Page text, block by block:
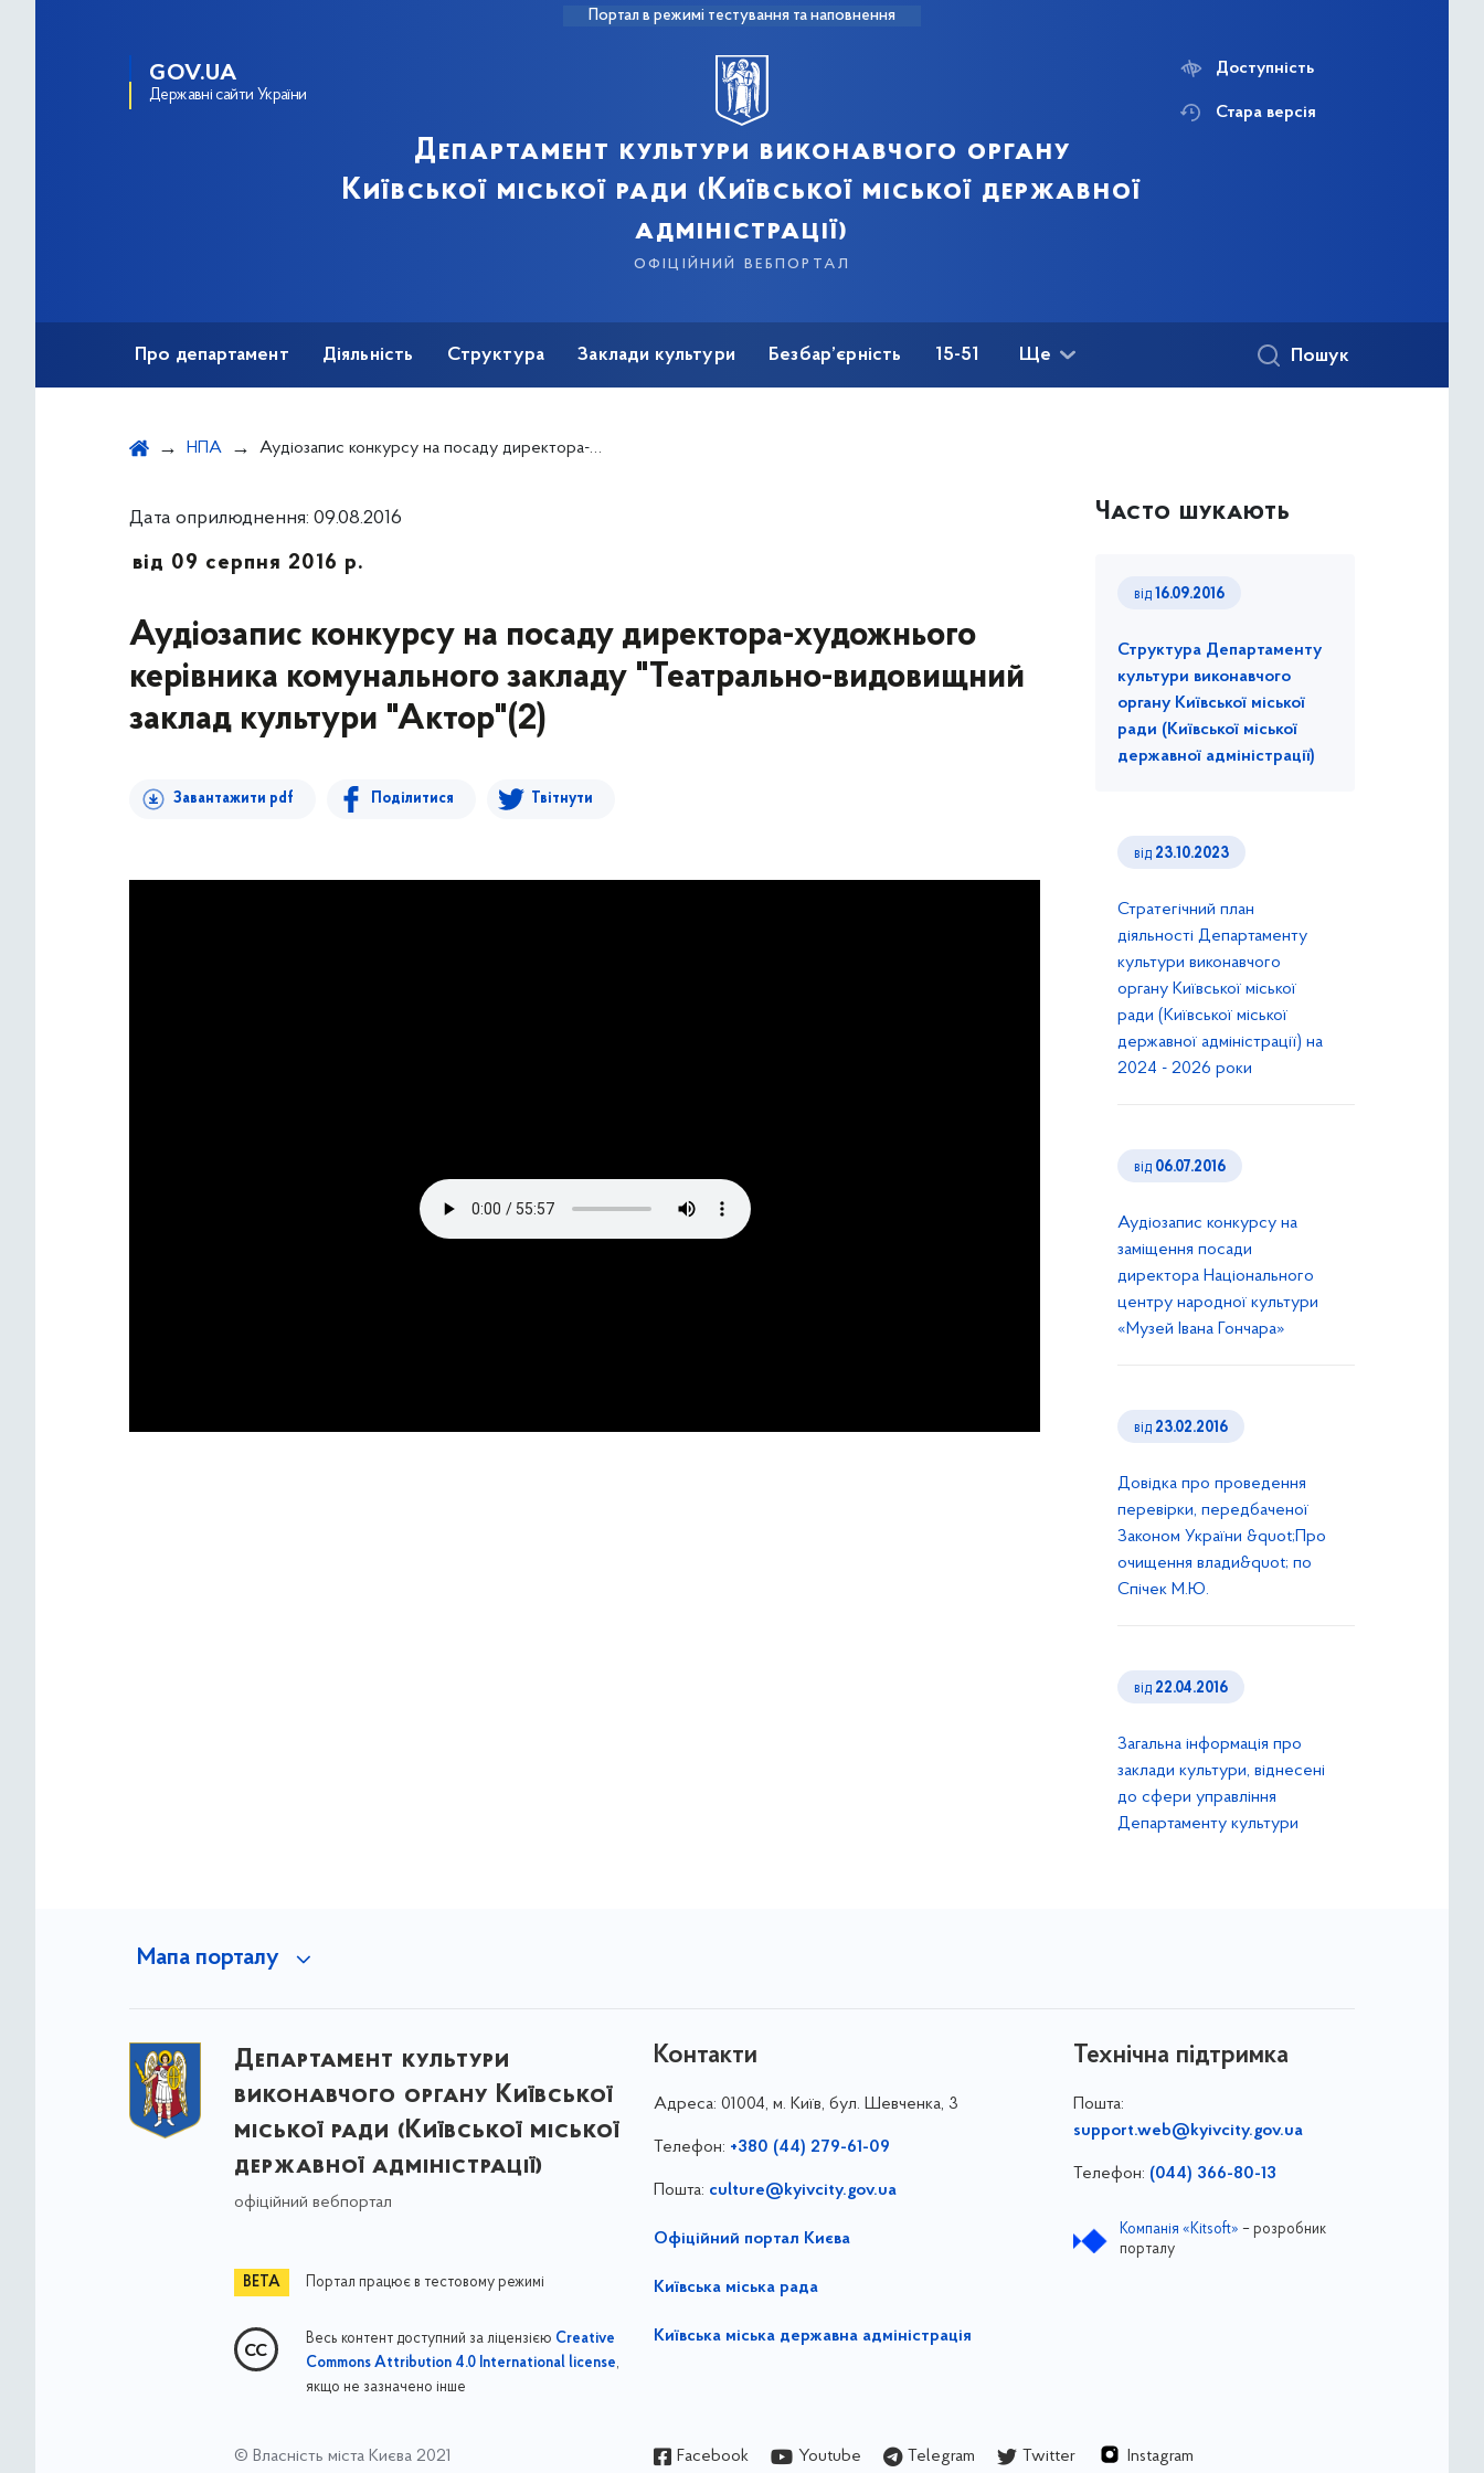
Портал в режимі тестування та наповнення
GOV.UA
Державні сайти України
Департамент культури виконавчого органу
Київської міської ради (Київської міської державної
адміністрації)
офіційний вебпортал
Доступність
Стара версія
Про департамент Діяльність Структура Заклади культури Безбар’єрність 15-51 Ще Пошук
НПА Аудіозапис конкурсу на посаду директора-художнього керівника комунального закладу &quot;Театрально-видовищний заклад культури &quot;Актор&quot;(2)
Дата оприлюднення: 09.08.2016
від 09 серпня 2016 р.
Аудіозапис конкурсу на посаду директора-художнього
керівника комунального закладу "Театрально-видовищний
заклад культури "Актор"(2)
Завантажити pdf Поділитися Твітнути
Часто шукають
від 16.09.2016
Структура Департаменту
культури виконавчого
органу Київської міської
ради (Київської міської
державної адміністрації)
від 23.10.2023
Стратегічний план
діяльності Департаменту
культури виконавчого
органу Київської міської
ради (Київської міської
державної адміністрації) на
2024 - 2026 роки
від 06.07.2016
Аудіозапис конкурсу на
заміщення посади
директора Національного
центру народної культури
«Музей Івана Гончара»
від 23.02.2016
Довідка про проведення
перевірки, передбаченої
Законом України &quot;Про
очищення влади&quot; по
Спічек М.Ю.
від 22.04.2016
Загальна інформація про
заклади культури, віднесені
до сфери управління
Департаменту культури
Мапа порталу
Департамент культури
виконавчого органу Київської
міської ради (Київської міської
державної адміністрації)
офіційний вебпортал
Портал працює в тестовому режимі
Весь контент доступний за ліцензією Creative
Commons Attribution 4.0 International license,
якщо не зазначено інше
Контакти
Адреса: 01004, м. Київ, бул. Шевченка, 3
Телефон: +380 (44) 279-61-09
Пошта: culture@kyivcity.gov.ua
Офіційний портал Києва
Київська міська рада
Київська міська державна адміністрація
Технічна підтримка
Пошта:
support.web@kyivcity.gov.ua
Телефон: (044) 366-80-13
Компанія «Kitsoft» – розробник
порталу
© Власність міста Києва 2021 Facebook Youtube Telegram Twitter Instagram